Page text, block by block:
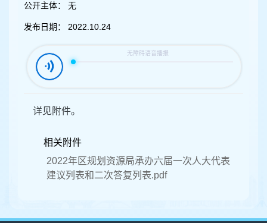
公开主体： 无
发布日期： 2022.10.24
详见附件。
相关附件
2022年区规划资源局承办六届一次人大代表
建议列表和二次答复列表.pdf